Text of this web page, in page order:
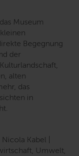
Museum
Begegnung
der
alten
das
in
Kabel |
Umwelt,